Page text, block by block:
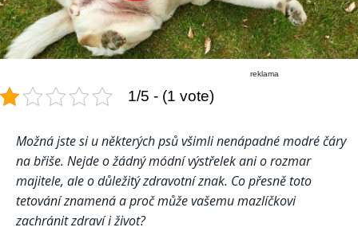
reklama
1/5 - (1 vote)
Možná jste si u některých psů všimli nenápadné modré čáry
na břiše. Nejde o žádný módní výstřelek ani o rozmar
majitele, ale o důležitý zdravotní znak. Co přesně toto
tetování znamená a proč může vašemu mazlíčkovi
zachránit zdraví i život?